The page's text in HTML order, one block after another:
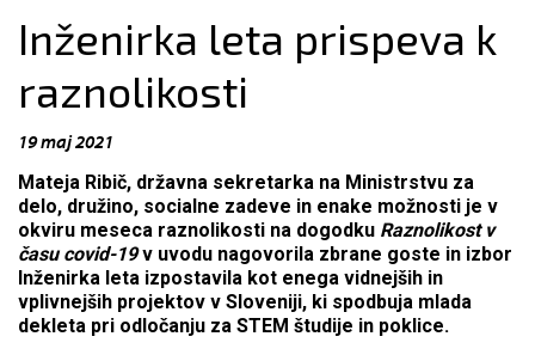
Inženirka leta prispeva k
raznolikosti
19 maj 2021
Mateja Ribič, državna sekretarka na Ministrstvu za
delo, družino, socialne zadeve in enake možnosti je v
okviru meseca raznolikosti na dogodku Raznolikost v
času covid-19v uvodu nagovorila zbrane goste in izbor
Inženirka leta izpostavila kot enega vidnejših in
vplivnejših projektov v Sloveniji, ki spodbuja mlada
dekleta pri odločanju za STEM študije in poklice.